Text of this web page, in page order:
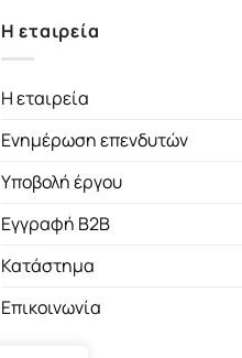
Η εταιρεία
Η εταιρεία
Ενημέρωση επενδυτών
Υποβολή έργου
Εγγραφή B2B
Κατάστημα
Επικοινωνία